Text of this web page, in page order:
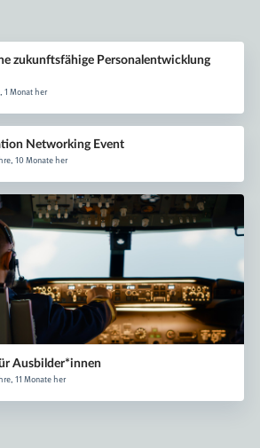
zukunftsfähige Personalentwicklung
1 Monat her
Networking Event
10 Monate her
Ausbilder*innen
11 Monate her